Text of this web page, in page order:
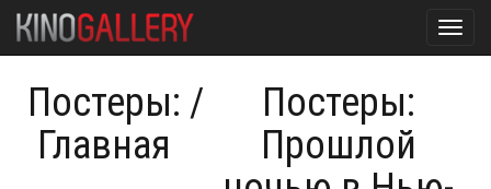
Постеры:
Главная
/
Постеры:
Прошлой